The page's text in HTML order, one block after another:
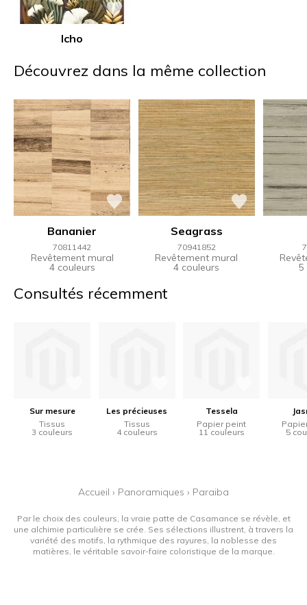
Icho
Découvrez dans la même collection
Bananier
70811442
Revêtement mural
4 couleurs
Seagrass
70941852
Revêtement mural
4 couleurs 5
Consultés récemment
Sur mesure
Tissus
3 couleurs
Les précieuses
Tissus
4 couleurs
Tessela
Papier peint
11 couleurs
5
Accueil › Panoramiques › Paraiba
Par le choix des couleurs, la vraie patte de Casamance se révèle, et
une alchimie particulière se crée. Ses sélections illustrent, à travers la
variété des motifs, la rythmique des rayures, la noblesse des
matières, le véritable savoir-faire coloristique de la marque.